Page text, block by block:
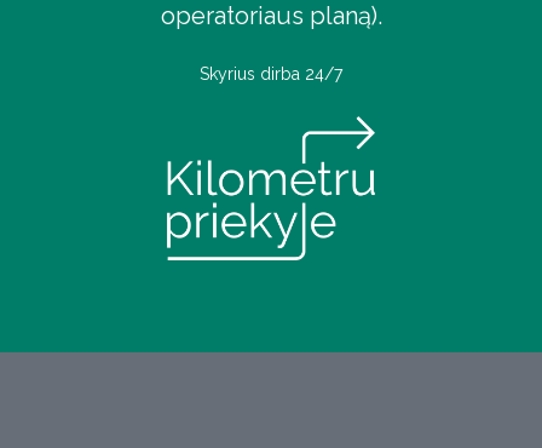
operatoriaus planą).
Skyrius dirba 24/7